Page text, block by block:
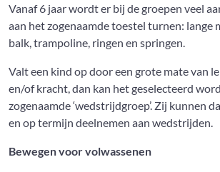
Vanaf 6 jaar wordt er bij de groepen veel
aan het zogenaamde toestel turnen: lange
balk, trampoline, ringen en springen.
Valt een kind op door een grote mate van
en/of kracht, dan kan het geselecteerd
zogenaamde ‘wedstrijdgroep’. Zij kunnen
en op termijn deelnemen aan wedstrijden.
Bewegen voor volwassenen